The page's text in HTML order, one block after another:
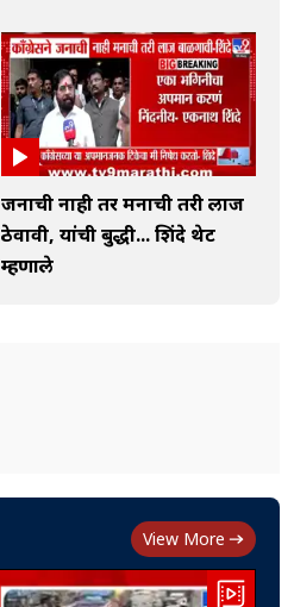
जनाची नाही तर मनाची तरी लाज
ठेवावी, यांची बुद्धी... शिंदे थेट
म्हणाले
View More